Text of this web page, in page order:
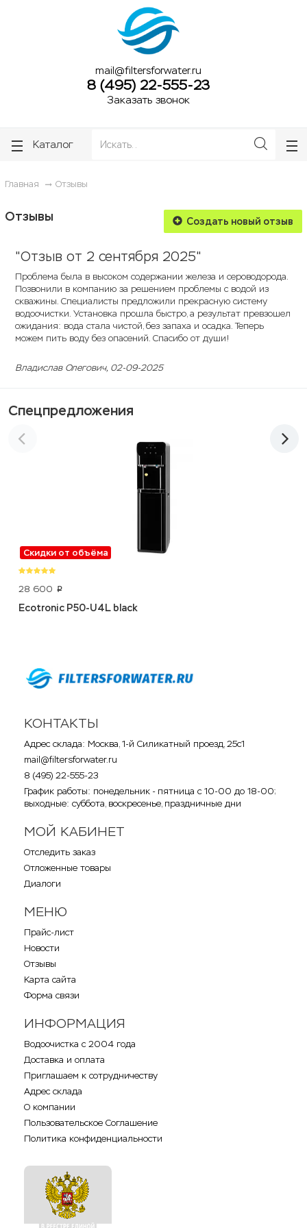
mail@filtersforwater.ru
8 (495) 22-555-23
Заказать звонок
Каталог
Главная Отзывы
Отзывы Создать новый отзыв
"Отзыв от 2 сентября 2025"
Проблема была в высоком содержании железа и сероводорода.
Позвонили в компанию за решением проблемы с водой из
скважины. Специалисты предложили прекрасную систему
водоочистки. Установка прошла быстро, а результат превзошел
ожидания: вода стала чистой, без запаха и осадка. Теперь
можем пить воду без опасений. Спасибо от души!
Владислав Олегович, 02-09-2025
Спецпредложения
Скидки от объёма
28 600 p
Ecotronic P50-U4L black
КОНТАКТЫ
Адрес склада: Москва, 1-й Силикатный проезд, 25с1
mail@filtersforwater.ru
8 (495) 22-555-23
График работы: понедельник - пятница с 10-00 до 18-00;
выходные: суббота, воскресенье, праздничные дни
МОЙ КАБИНЕТ
Отследить заказ
Отложенные товары
Диалоги
МЕНЮ
Прайс-лист
Новости
Отзывы
Карта сайта
Форма связи
ИНФОРМАЦИЯ
Водоочистка с 2004 года
Доставка и оплата
Приглашаем к сотрудничеству
Адрес склада
О компании
Пользовательское Соглашение
Политика конфиденциальности